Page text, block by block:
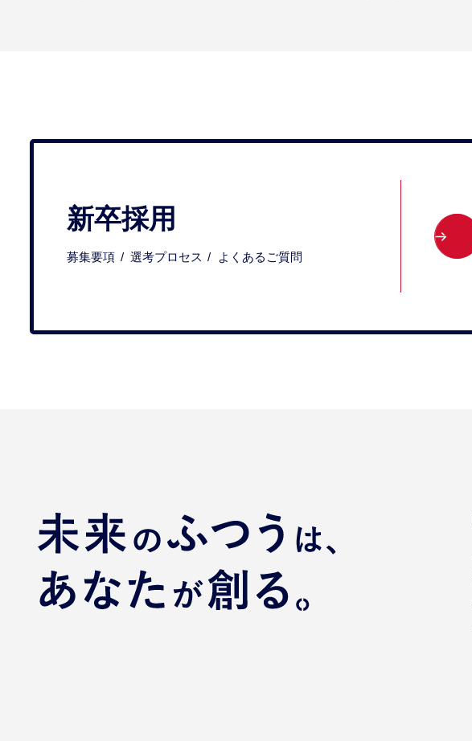
新卒採用
募集要項 選考プロセス よくあるご質問